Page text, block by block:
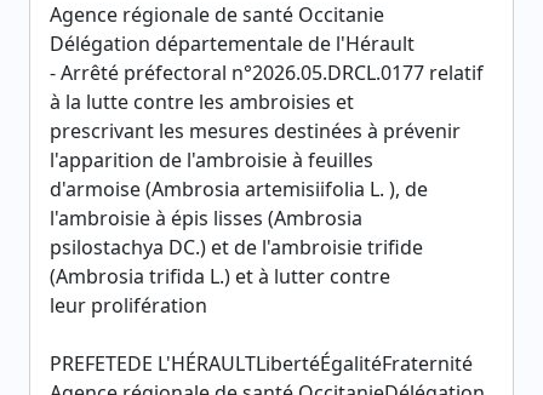
Agence régionale de santé Occitanie
Délégation départementale de l'Hérault
- Arrêté préfectoral n°2026.05.DRCL.0177 relatif
à la lutte contre les ambroisies et
prescrivant les mesures destinées à prévenir
l'apparition de l'ambroisie à feuilles
d'armoise (Ambrosia artemisiifolia L. ), de
l'ambroisie à épis lisses (Ambrosia
psilostachya DC.) et de l'ambroisie trifide
(Ambrosia trifida L.) et à lutter contre
leur prolifération
PREFETEDE L'HÉRAULTLibertéÉgalitéFraternité